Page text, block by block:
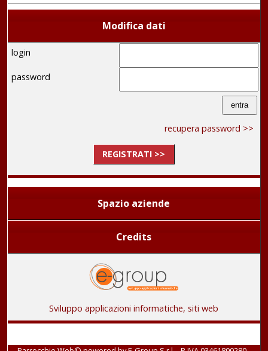
Modifica dati
login
password
recupera password >>
REGISTRATI >>
Spazio aziende
Credits
Sviluppo applicazioni informatiche, siti web